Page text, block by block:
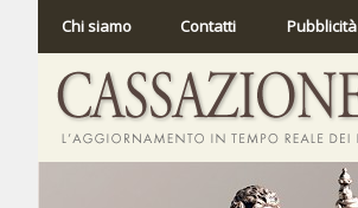
Chi siamo Contatti Pubblicità